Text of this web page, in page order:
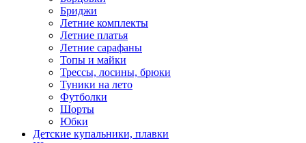
Бриджи
Летние комплекты
Летние платья
Летние сарафаны
Топы и майки
Трессы, лосины, брюки
Туники на лето
Футболки
Шорты
Юбки
Детские купальники, плавки